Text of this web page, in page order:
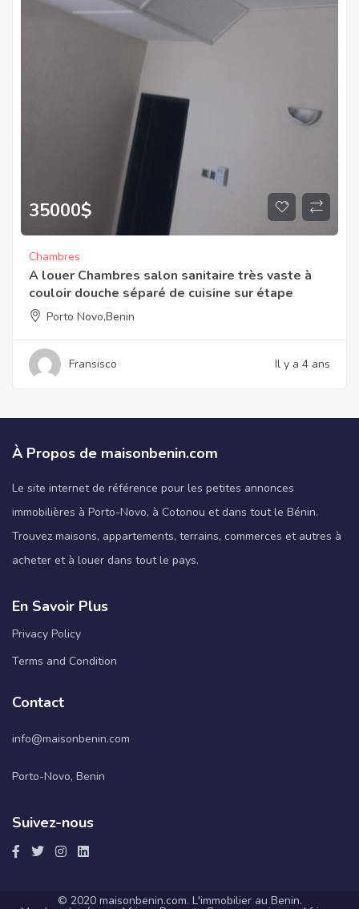
35000$
Chambres
A louer Chambres salon sanitaire très vaste à
couloir douche séparé de cuisine sur étape
Porto Novo,Benin
Fransisco Il y a 4 ans
À Propos de maisonbenin.com
Le site internet de référence pour les petites annonces
immobilières à Porto-Novo, à Cotonou et dans tout le Bénin.
Trouvez maisons, appartements, terrains, commerces et autres à
acheter et à louer dans tout le pays.
En Savoir Plus
Privacy Policy
Terms and Condition
Contact
info@maisonbenin.com
Porto-Novo, Benin
Suivez-nous
© 2020 maisonbenin.com. L'immobilier au Benin.